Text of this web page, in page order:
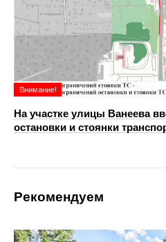
Внимание!
На участке улицы Ванеева
остановки и стоянки
Рекомендуем